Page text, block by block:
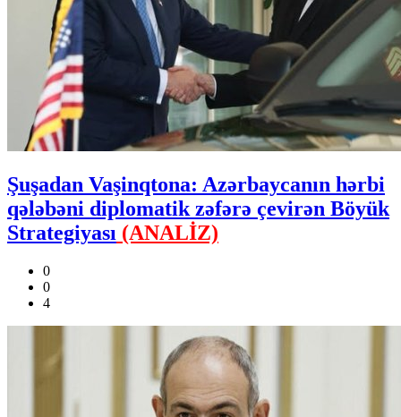
Şuşadan Vaşinqtona: Azərbaycanın hərbi
qələbəni diplomatik zəfərə çevirən Böyük
Strategiyası (ANALİZ)
0
0
4